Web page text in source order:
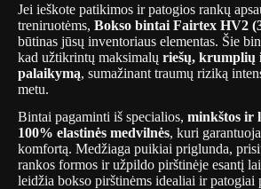
Jei ieškote patikimos ir patogios rankų
treniruotėms, Bokso bintai Fairtex HV2
būtinas jūsų inventoriaus elementas. Šie
kad užtikrintų maksimalų riešų, krumplių
palaikymą, sumažinant traumų riziką
metu.
Bintai pagaminti iš specialios, minkštos ir
100% elastinės medvilnės, kuri
komfortą. Medžiaga puikiai priglunda,
rankos formos ir užpildo pirštinėje esantį
leidžia bokso pirštinėms idealiai ir patogiai